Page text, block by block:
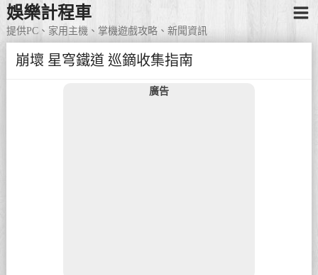
娛樂計程車
提供PC、家用主機、掌機遊戲攻略、新聞資訊
崩壞 星穹鐵道 巡鏑收集指南
廣告